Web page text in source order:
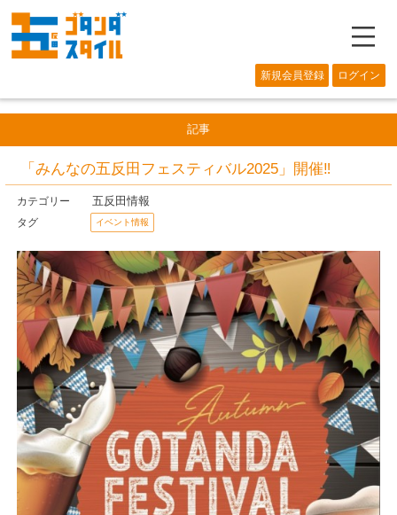
―
新規会員登録 ログイン
記事
「みんなの五反田フェスティバル2025」開催‼
カテゴリー 五反田情報
タグ イベント情報